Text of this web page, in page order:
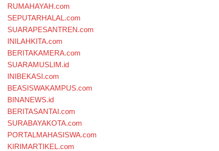
RUMAHAYAH.com
SEPUTARHALAL.com
SUARAPESANTREN.com
INILAHKITA.com
BERITAKAMERA.com
SUARAMUSLIM.id
INIBEKASI.com
BEASISWAKAMPUS.com
BINANEWS.id
BERITASANTAI.com
SURABAYAKOTA.com
PORTALMAHASISWA.com
KIRIMARTIKEL.com